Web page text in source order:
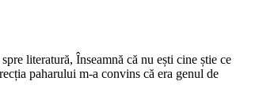
literatură, Înseamnă că nu ești cine știe ce
paharului m-a convins că era genul de